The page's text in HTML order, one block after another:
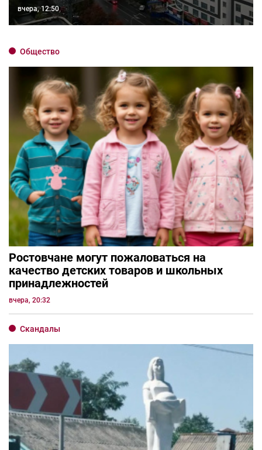
вчера, 12:50
Общество
Ростовчане могут пожаловаться на
качество детских товаров и школьных
принадлежностей
вчера, 20:32
Скандалы